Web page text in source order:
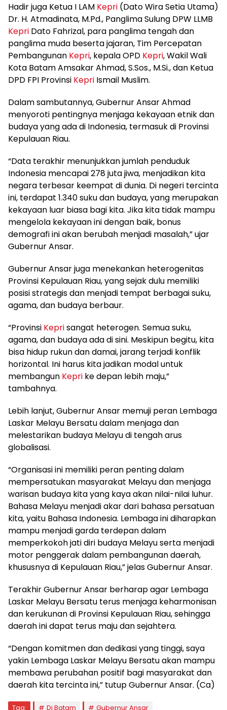
Hadir juga Ketua I LAM Kepri (Dato Wira Setia Utama)
Dr. H. Atmadinata, M.Pd., Panglima Sulung DPW LLMB
Kepri Dato Fahrizal, para panglima tengah dan
panglima muda beserta jajaran, Tim Percepatan
Pembangunan Kepri, kepala OPD Kepri, Wakil Wali
Kota Batam Amsakar Ahmad, S.Sos., M.Si., dan Ketua
DPD FPI Provinsi Kepri Ismail Muslim.
Dalam sambutannya, Gubernur Ansar Ahmad
menyoroti pentingnya menjaga kekayaan etnik dan
budaya yang ada di Indonesia, termasuk di Provinsi
Kepulauan Riau.
“Data terakhir menunjukkan jumlah penduduk
Indonesia mencapai 278 juta jiwa, menjadikan kita
negara terbesar keempat di dunia. Di negeri tercinta
ini, terdapat 1.340 suku dan budaya, yang merupakan
kekayaan luar biasa bagi kita. Jika kita tidak mampu
mengelola kekayaan ini dengan baik, bonus
demografi ini akan berubah menjadi masalah,” ujar
Gubernur Ansar.
Gubernur Ansar juga menekankan heterogenitas
Provinsi Kepulauan Riau, yang sejak dulu memiliki
posisi strategis dan menjadi tempat berbagai suku,
agama, dan budaya berbaur.
“Provinsi Keprisangat heterogen. Semua suku,
agama, dan budaya ada di sini. Meskipun begitu, kita
bisa hidup rukun dan damai, jarang terjadi konflik
horizontal. Ini harus kita jadikan modal untuk
membangun Kepri ke depan lebih maju,”
tambahnya.
Lebih lanjut, Gubernur Ansar memuji peran Lembaga
Laskar Melayu Bersatu dalam menjaga dan
melestarikan budaya Melayu di tengah arus
globalisasi.
“Organisasi ini memiliki peran penting dalam
mempersatukan masyarakat Melayu dan menjaga
warisan budaya kita yang kaya akan nilai-nilai luhur.
Bahasa Melayu menjadi akar dari bahasa persatuan
kita, yaitu Bahasa Indonesia. Lembaga ini diharapkan
mampu menjadi garda terdepan dalam
memperkokoh jati diri budaya Melayu serta menjadi
motor penggerak dalam pembangunan daerah,
khususnya di Kepulauan Riau,” jelas Gubernur Ansar.
Terakhir Gubernur Ansar berharap agar Lembaga
Laskar Melayu Bersatu terus menjaga keharmonisan
dan kerukunan di Provinsi Kepulauan Riau, sehingga
daerah ini dapat terus maju dan sejahtera.
“Dengan komitmen dan dedikasi yang tinggi, saya
yakin Lembaga Laskar Melayu Bersatu akan mampu
membawa perubahan positif bagi masyarakat dan
daerah kita tercinta ini,” tutup Gubernur Ansar. (Ca)
Tag: Di Batam Gubernur Ansar